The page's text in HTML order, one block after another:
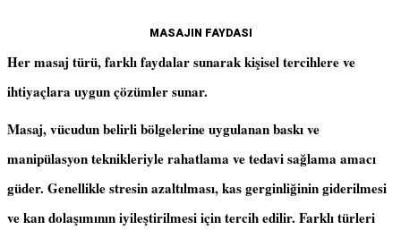
MASAJIN FAYDASI
Her masaj türü, farklı faydalar sunarak kişisel tercihlere ve
ihtiyaçlara uygun çözümler sunar.
Masaj, vücudun belirli bölgelerine uygulanan baskı ve
manipülasyon teknikleriyle rahatlama ve tedavi sağlama amacı
güder. Genellikle stresin azaltılması, kas gerginliğinin giderilmesi
ve kan dolaşımının iyileştirilmesi için tercih edilir. Farklı türleri